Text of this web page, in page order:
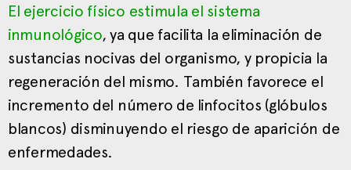
El ejercicio físico estimula el sistema
inmunológico, ya que facilita la eliminación de
sustancias nocivas del organismo, y propicia la
regeneración del mismo. También favorece el
incremento del número de linfocitos (glóbulos
blancos) disminuyendo el riesgo de aparición de
enfermedades.